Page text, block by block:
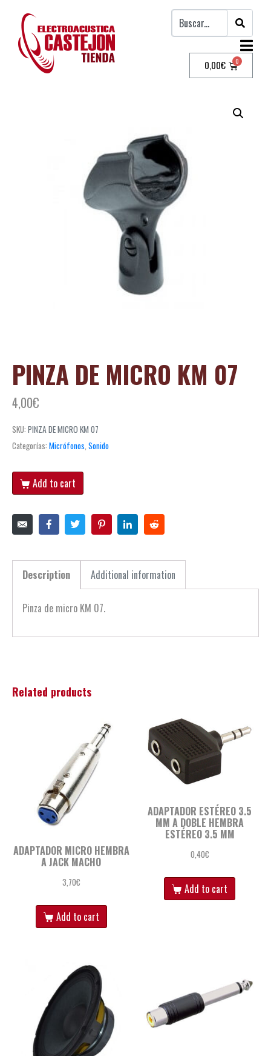
0,00€
PINZA DE MICRO KM 07
4,00€
SKU: PINZA DE MICRO KM 07
Categorías: Micrófonos Sonido
Add to cart
Description Additional information
Pinza de micro KM 07.
Related products
ADAPTADOR MICRO HEMBRA
A JACK MACHO
3,70€
Add to cart
ADAPTADOR ESTÉREO 3.5
MM A DOBLE HEMBRA
ESTÉREO 3.5 MM
0,40€
Add to cart